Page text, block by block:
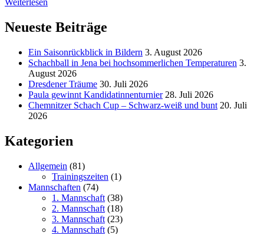
Weiterlesen
Neueste Beiträge
Ein Saisonrückblick in Bildern 3. August 2026
Schachball in Jena bei hochsommerlichen Temperaturen 3.
August 2026
Dresdener Träume 30. Juli 2026
Paula gewinnt Kandidatinnenturnier 28. Juli 2026
Chemnitzer Schach Cup – Schwarz-weiß und bunt 20. Juli
2026
Kategorien
Allgemein (81)
Trainingszeiten (1)
Mannschaften (74)
1. Mannschaft (38)
2. Mannschaft (18)
3. Mannschaft (23)
4. Mannschaft (5)